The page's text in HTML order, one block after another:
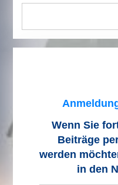
Wenn Sie
Beiträge
werden
in den